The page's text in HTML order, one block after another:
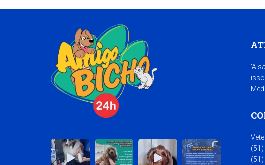
‘A
isso
(51)
(51)